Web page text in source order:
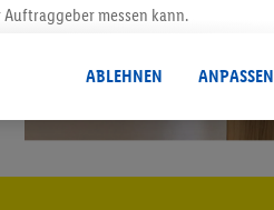
messen kann.
von Daten (z.B. über Ihre Nutzung
Kundenkonto - z.B. Alter oder
und Lidl-Dienste hinweg
zur Erstellung von Zielgruppen
Werbung erfolgen Verarbeitungen
Entwicklung von Angeboten sowie
ABLEHNEN ANPASSEN